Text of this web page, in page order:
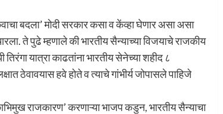
बदला’ मोदी सरकार कसा व केंव्हा घेणार असा असा
ते पुढे म्हणाले की भारतीय सैन्याच्या विजयाचे राजकीय
यात्रा काढतांना भारतीय सेनेच्या शहीद ८
ठेवावयास हवे होते व त्याचे गांभीर्य जोपासले पाहिजे
राजकारण’ करणाऱ्या भाजप कडुन, भारतीय सैन्याचा